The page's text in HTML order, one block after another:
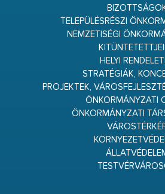
TELEPÜLÉSRÉSZI
NEMZETISÉGI
HELYI
STRATÉGIÁK,
PROJEKTEK,
ÖNKORMÁNYZATI
ÖNKORMÁNYZATI